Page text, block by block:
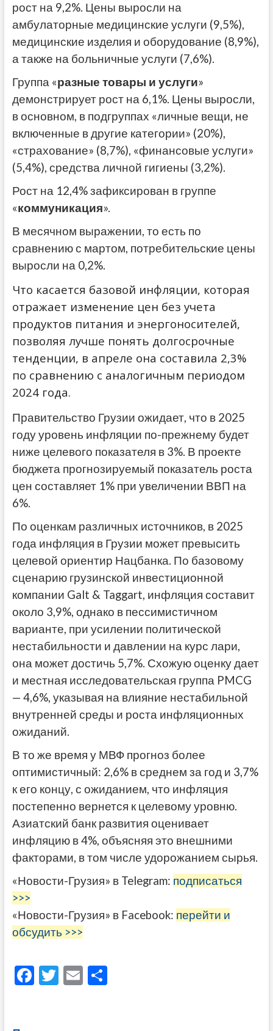
рост на 9,2%. Цены выросли на
амбулаторные медицинские услуги (9,5%),
медицинские изделия и оборудование (8,9%),
а также на больничные услуги (7,6%).
Группа «разные товары и услуги»
демонстрирует рост на 6,1%. Цены выросли,
в основном, в подгруппах «личные вещи, не
включенные в другие категории» (20%),
«страхование» (8,7%), «финансовые услуги»
(5,4%), средства личной гигиены (3,2%).
Рост на 12,4% зафиксирован в группе
«коммуникация».
В месячном выражении, то есть по
сравнению с мартом, потребительские цены
выросли на 0,2%.
Что касается базовой инфляции, которая
отражает изменение цен без учета
продуктов питания и энергоносителей,
позволяя лучше понять долгосрочные
тенденции, в апреле она составила 2,3%
по сравнению с аналогичным периодом
2024 года.
Правительство Грузии ожидает, что в 2025
году уровень инфляции по-прежнему будет
ниже целевого показателя в 3%. В проекте
бюджета прогнозируемый показатель роста
цен составляет 1% при увеличении ВВП на
6%.
По оценкам различных источников, в 2025
года инфляция в Грузии может превысить
целевой ориентир Нацбанка. По базовому
сценарию грузинской инвестиционной
компании Galt & Taggart, инфляция составит
около 3,9%, однако в пессимистичном
варианте, при усилении политической
нестабильности и давлении на курс лари,
она может достичь 5,7%. Схожую оценку дает
и местная исследовательская группа PMCG
— 4,6%, указывая на влияние нестабильной
внутренней среды и роста инфляционных
ожиданий.
В то же время у МВФ прогноз более
оптимистичный: 2,6% в среднем за год и 3,7%
к его концу, с ожиданием, что инфляция
постепенно вернется к целевому уровню.
Азиатский банк развития оценивает
инфляцию в 4%, объясняя это внешними
факторами, в том числе удорожанием сырья.
«Новости-Грузия» в Telegram: подписаться
>>>
«Новости-Грузия» в Facebook: перейти и
обсудить >>>
F T E О